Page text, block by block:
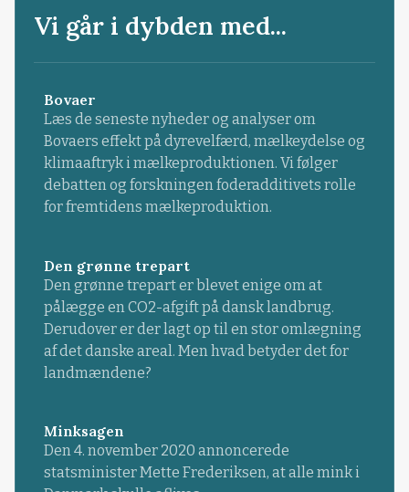
Vi går i dybden med...
Bovaer
Læs de seneste nyheder og analyser om
Bovaers effekt på dyrevelfærd, mælkeydelse og
klimaaftryk i mælkeproduktionen. Vi følger
debatten og forskningen foderadditivets rolle
for fremtidens mælkeproduktion.
Den grønne trepart
Den grønne trepart er blevet enige om at
pålægge en CO2-afgift på dansk landbrug.
Derudover er der lagt op til en stor omlægning
af det danske areal. Men hvad betyder det for
landmændene?
Minksagen
Den 4. november 2020 annoncerede
statsminister Mette Frederiksen, at alle mink i